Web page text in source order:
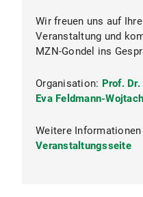
Wir freuen uns auf
Veranstaltung und
MZN-Gondel ins
Organisation: Prof.
Eva Feldmann-
Weitere
Veranstaltungsseite